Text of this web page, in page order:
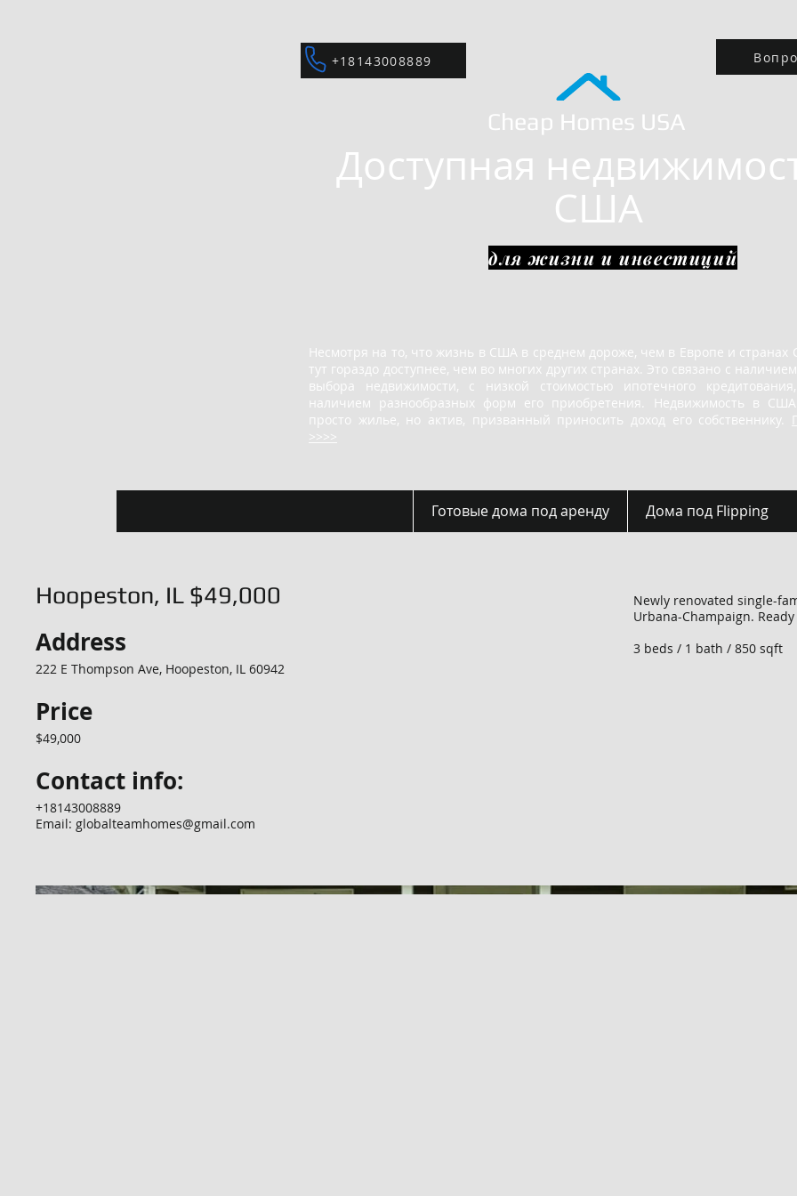
Доступная
США
Несмотря на то, что жизнь в США в среднем дороже, чем в Европе и странах
тут гораздо доступнее, чем во многих других странах. Это связано с
выбора недвижимости, с низкой стоимостью ипотечного
наличием разнообразных форм его приобретения. Недвижимость в
просто жилье, но актив, призванный приносить доход его собственнику.
>>>>
+18143008889
для жизни и инвестиций
Cheap Homes USA
Готовые дома под аренду Дома под Flipping
Hoopeston, IL $49,000
Address
222 E Thompson Ave, Hoopeston, IL 60942
Price
$49,000
Contact info:
+18143008889
Email: globalteamhomes@gmail.com
Newly renovated single-
Urbana-Champaign.
3 beds / 1 bath / 850 sqft